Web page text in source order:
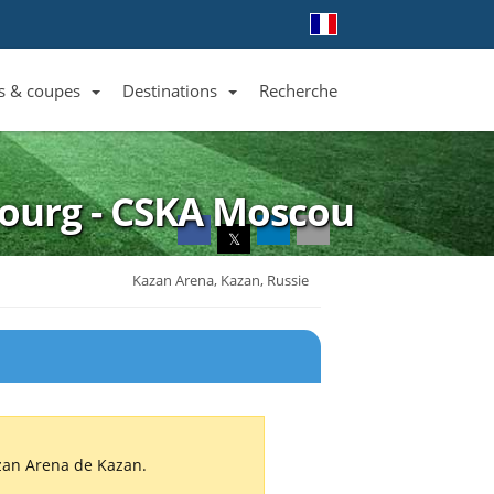
Liste des clubs et équipes
& coupes
Liste des ligues et coupes
Destinations
Toutes les destinations
Recherche
- CSKA Moscou
𝕏
Kazan Arena, Kazan, Russie
Arena de Kazan.